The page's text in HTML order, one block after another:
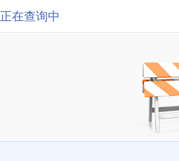
正在查询中